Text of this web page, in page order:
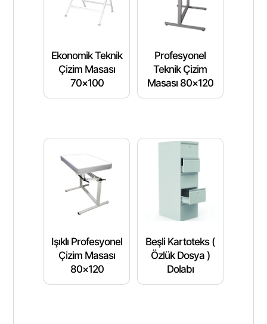
Ekonomik Teknik
Çizim Masası
70×100
Profesyonel
Teknik Çizim
Masası 80×120
Işıklı Profesyonel
Çizim Masası
80×120
Beşli Kartoteks (
Özlük Dosya )
Dolabı